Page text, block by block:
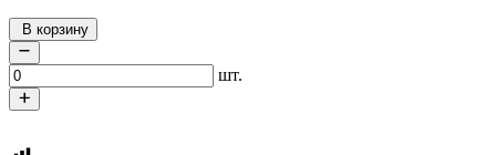
В корзину
шт.